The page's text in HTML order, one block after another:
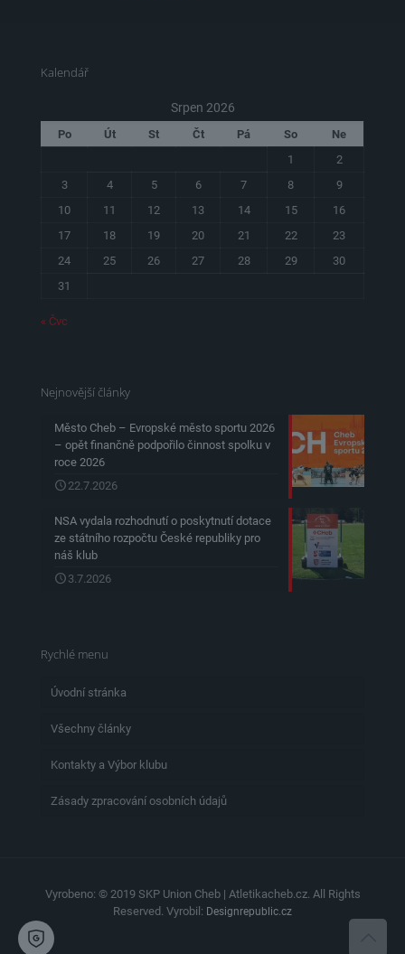
Kalendář
Srpen 2026
Po Út St Čt Pá So
Ne
1
2
3
4 5 6 7 8
9
10
11 12 13 14 15
16
17
18 19 20 21 22
23
24
25 26 27 28 29
30
31
« Čvc
Nejnovější články
Město Cheb – Evropské město sportu 2026
– opět finančně podpořilo činnost spolku v
roce 2026
22.7.2026
NSA vydala rozhodnutí o poskytnutí dotace
ze státního rozpočtu České republiky pro
náš klub
3.7.2026
Rychlé menu
Úvodní stránka
Všechny články
Kontakty a Výbor klubu
Zásady zpracování osobních údajů
Vyrobeno: © 2019 SKP Union Cheb | Atletikacheb.cz. All Rights
Reserved. Vyrobil: Designrepublic.cz